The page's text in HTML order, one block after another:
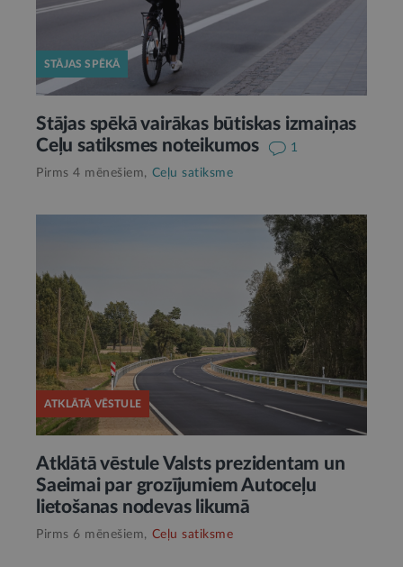
STĀJAS SPĒKĀ
Stājas spēkā vairākas būtiskas izmaiņas
Ceļu satiksmes noteikumos
1
Pirms 4 mēnešiem, Ceļu satiksme
ATKLĀTĀ VĒSTULE
Atklātā vēstule Valsts prezidentam un
Saeimai par grozījumiem Autoceļu
lietošanas nodevas likumā
Pirms 6 mēnešiem, Ceļu satiksme